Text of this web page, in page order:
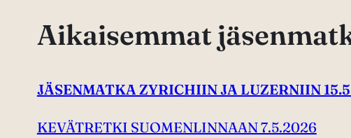
Aikaisemmat
JÄSENMATKA ZYRICHIIN JA LUZERNIIN
KEVÄTRETKI SUOMENLINNAAN 7.5.2026